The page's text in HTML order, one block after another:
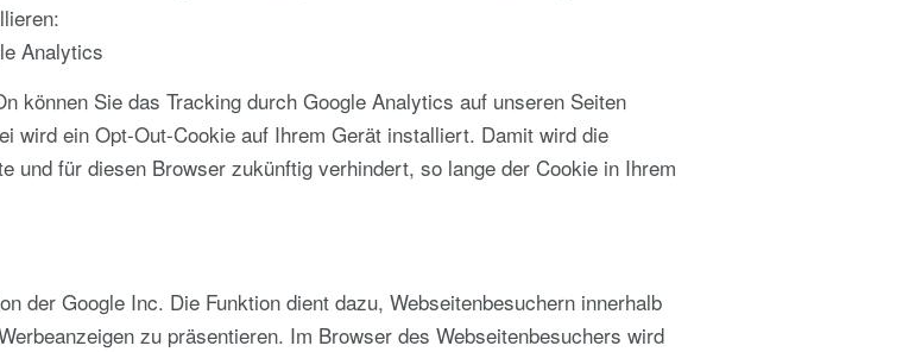
Analytics
können Sie das Tracking durch Google Analytics auf unseren Seiten
wird ein Opt-Out-Cookie auf Ihrem Gerät installiert. Damit wird die
und für diesen Browser zukünftig verhindert, so lange der Cookie in Ihrem
der Google Inc. Die Funktion dient dazu, Webseitenbesuchern innerhalb
zu präsentieren. Im Browser des Webseitenbesuchers wird